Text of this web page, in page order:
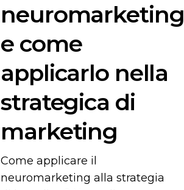
neuromarketing
e come
applicarlo nella
strategica di
marketing
Come applicare il
neuromarketing alla strategia